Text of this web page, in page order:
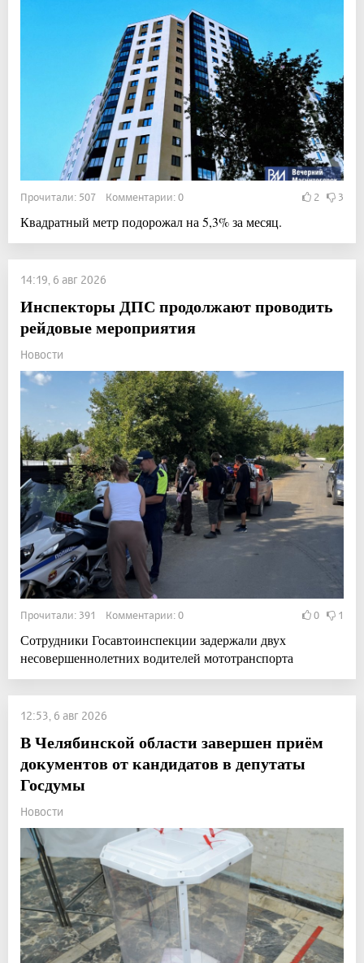
Прочитали: 507 Комментарии: 0 2 3
Квадратный метр подорожал на 5,3% за месяц.
14:19, 6 авг 2026
Инспекторы ДПС продолжают проводить
рейдовые мероприятия
Новости
Прочитали: 391 Комментарии: 0 0 1
Сотрудники Госавтоинспекции задержали двух
несовершеннолетних водителей мототранспорта
12:53, 6 авг 2026
В Челябинской области завершен приём
документов от кандидатов в депутаты
Госдумы
Новости